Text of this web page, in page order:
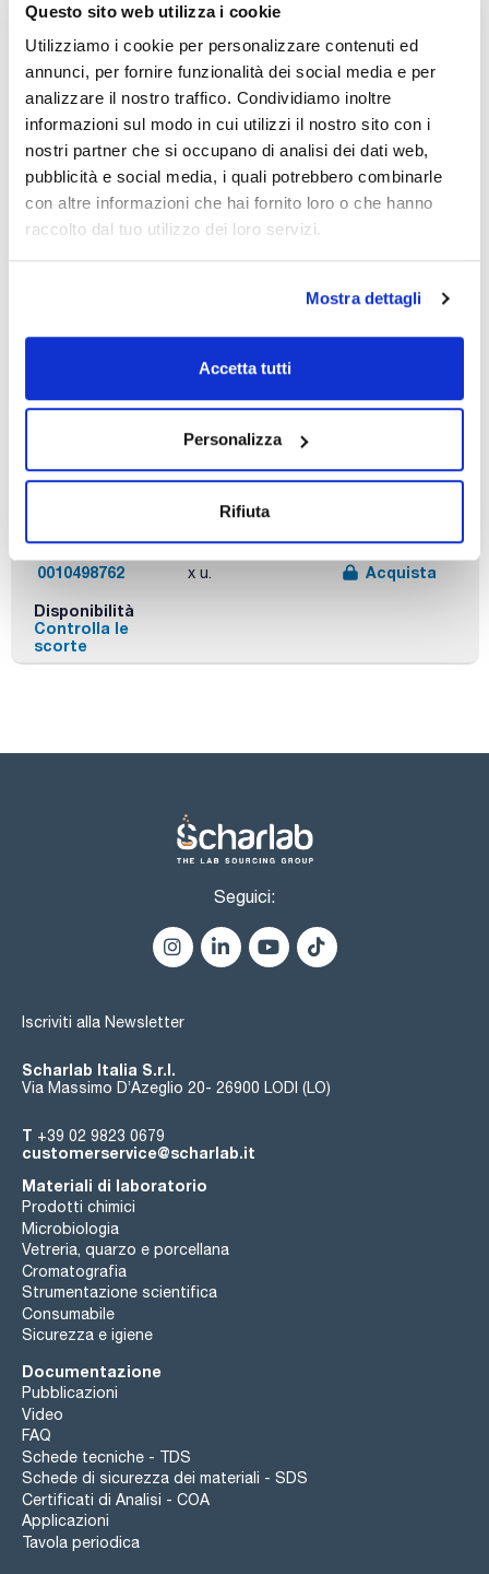
Questo sito web utilizza i cookie
Utilizziamo i cookie per personalizzare contenuti ed
annunci, per fornire funzionalità dei social media e per
analizzare il nostro traffico. Condividiamo inoltre
informazioni sul modo in cui utilizzi il nostro sito con i
nostri partner che si occupano di analisi dei dati web,
pubblicità e social media, i quali potrebbero combinarle
con altre informazioni che hai fornito loro o che hanno
raccolto dal tuo utilizzo dei loro servizi.
Mostra dettagli
Accetta tutti
Personalizza
Rifiuta
Description
3 places
Pack (u.)
0010498761
Acquista
scorte
Description Pack (u.)
0010498762
x u.
Acquista
Disponibilità
Controlla le
scorte
Seguici:
Iscriviti alla Newsletter
Scharlab Italia S.r.l.
Via Massimo D’Azeglio 20- 26900 LODI (LO)
T +39 02 9823 0679
customerservice@scharlab.it
Materiali di laboratorio
Prodotti chimici
Microbiologia
Vetreria, quarzo e porcellana
Cromatografia
Strumentazione scientifica
Consumabile
Sicurezza e igiene
Documentazione
Pubblicazioni
Video
FAQ
Schede tecniche - TDS
Schede di sicurezza dei materiali - SDS
Certificati di Analisi - COA
Applicazioni
Tavola periodica